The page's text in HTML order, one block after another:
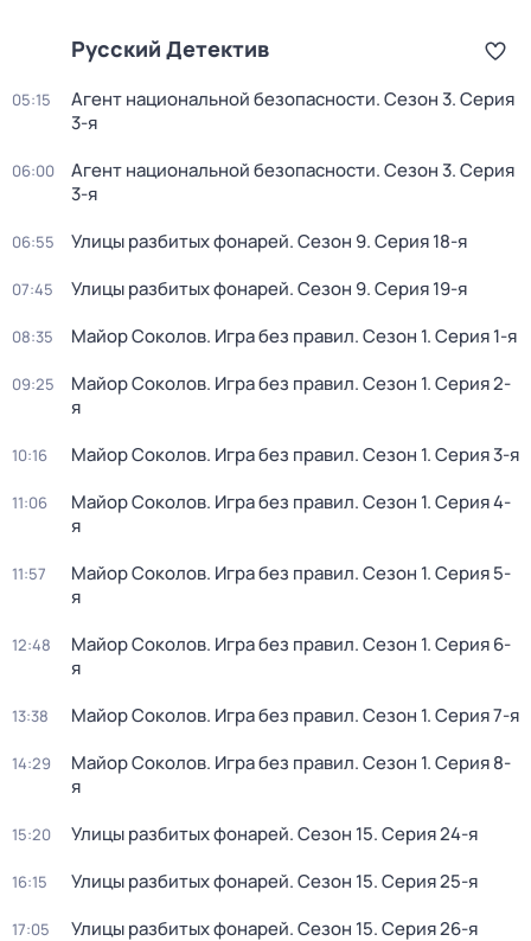
Русский Детектив
05:15 Агент национальной безопасности. Сезон 3. Серия
3-я
06:00 Агент национальной безопасности. Сезон 3. Серия
3-я
06:55 Улицы разбитых фонарей. Сезон 9. Серия 18-я
07:45 Улицы разбитых фонарей. Сезон 9. Серия 19-я
08:35 Майор Соколов. Игра без правил. Сезон 1. Серия 1-я
09:25 Майор Соколов. Игра без правил. Сезон 1. Серия 2-
я
10:16 Майор Соколов. Игра без правил. Сезон 1. Серия 3-я
11:06 Майор Соколов. Игра без правил. Сезон 1. Серия 4-
я
11:57 Майор Соколов. Игра без правил. Сезон 1. Серия 5-
я
12:48 Майор Соколов. Игра без правил. Сезон 1. Серия 6-
я
13:38 Майор Соколов. Игра без правил. Сезон 1. Серия 7-я
14:29 Майор Соколов. Игра без правил. Сезон 1. Серия 8-
я
15:20 Улицы разбитых фонарей. Сезон 15. Серия 24-я
16:15 Улицы разбитых фонарей. Сезон 15. Серия 25-я
17:05 Улицы разбитых фонарей. Сезон 15. Серия 26-я